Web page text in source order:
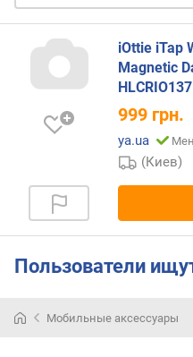
о
с
т
и
т
ы
к
р
iOttie iTap
Magnetic
HLCRIO137
999 грн.
ya.ua
(Киев)
Пользователи
Мобильные аксессуары